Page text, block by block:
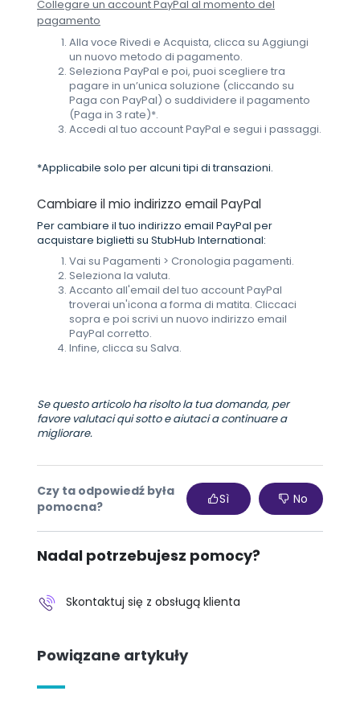
Collegare un account PayPal al momento del
pagamento
Alla voce Rivedi e Acquista, clicca su Aggiungi
un nuovo metodo di pagamento.
Seleziona PayPal e poi, puoi scegliere tra
pagare in un’unica soluzione (cliccando su
Paga con PayPal) o suddividere il pagamento
(Paga in 3 rate)*.
Accedi al tuo account PayPal e segui i passaggi.
*Applicabile solo per alcuni tipi di transazioni.
Cambiare il mio indirizzo email PayPal
Per cambiare il tuo indirizzo email PayPal per
acquistare biglietti su StubHub International:
Vai su Pagamenti > Cronologia pagamenti.
Seleziona la valuta.
Accanto all'email del tuo account PayPal
troverai un'icona a forma di matita. Cliccaci
sopra e poi scrivi un nuovo indirizzo email
PayPal corretto.
Infine, clicca su Salva.
Se questo articolo ha risolto la tua domanda, per
favore valutaci qui sotto e aiutaci a continuare a
migliorare.
Czy ta odpowiedź była
pomocna?
Sì No
Nadal potrzebujesz pomocy?
Skontaktuj się z obsługą klienta
Powiązane artykuły